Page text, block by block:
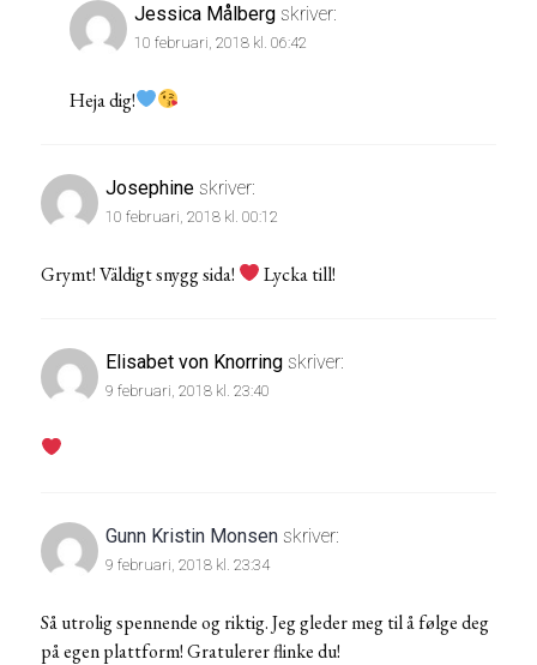
Jessica Målberg skriver:
10 februari, 2018 kl. 06:42
Heja dig!
Josephine skriver:
10 februari, 2018 kl. 00:12
Grymt! Väldigt snygg sida! Lycka till!
Elisabet von Knorring skriver:
9 februari, 2018 kl. 23:40
Gunn Kristin Monsen skriver:
9 februari, 2018 kl. 23:34
Så utrolig spennende og riktig. Jeg gleder meg til å følge deg
på egen plattform! Gratulerer flinke du!